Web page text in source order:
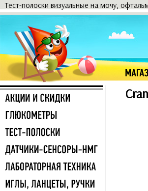
Тест-полоски визуальные на мочу,